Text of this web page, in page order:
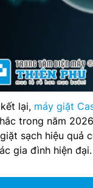
lại, máy giặt
trong năm
sạch hiệu quả
gia đình hiện đại.